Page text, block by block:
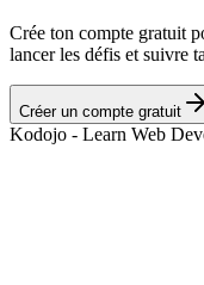
Crée ton compte gratuit
lancer les défis et suivre
Créer un compte gratuit
Kodojo - Learn Web